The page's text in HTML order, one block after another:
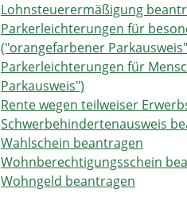
Lohnsteuerermäßigung
Parkerleichterungen für
("orangefarbener
Parkerleichterungen für
Parkausweis")
Rente wegen teilweiser
Schwerbehindertenausweis
Wahlschein beantragen
Wohnberechtigungsschein
Wohngeld beantragen